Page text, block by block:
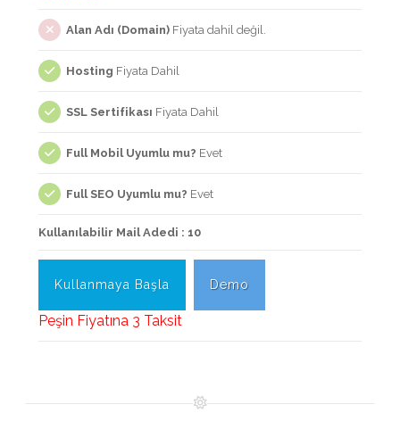
Alan Adı (Domain) Fiyata dahil değil.
Hosting Fiyata Dahil
SSL Sertifikası Fiyata Dahil
Full Mobil Uyumlu mu? Evet
Full SEO Uyumlu mu? Evet
Kullanılabilir Mail Adedi : 10
Kullanmaya Başla Demo
Peşin Fiyatına 3 Taksit